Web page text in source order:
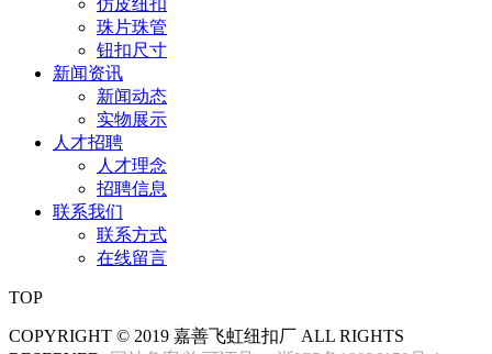
珠片珠管
钮扣尺寸
新闻资讯
新闻动态
实物展示
人才招聘
人才理念
招聘信息
联系我们
联系方式
在线留言
TOP
COPYRIGHT © 2019 嘉善飞虹纽扣厂 ALL RIGHTS